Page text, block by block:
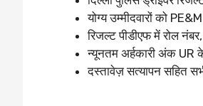
योग्य उम्मीदवारों को
रिजल्ट पीडीएफ में रोल
न्यूनतम अर्हकारी अंक
दस्तावेज़ सत्यापन सहित